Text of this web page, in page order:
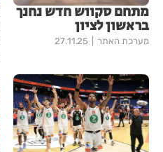
מתחם סקווש חדש נחנך
בראשון לציון
מערכת האתר 27.11.25